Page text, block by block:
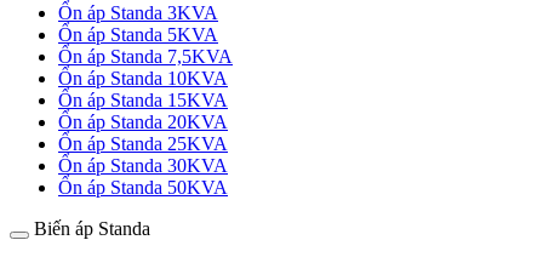
Ổn áp Standa 3KVA
Ổn áp Standa 5KVA
Ổn áp Standa 7,5KVA
Ổn áp Standa 10KVA
Ổn áp Standa 15KVA
Ổn áp Standa 20KVA
Ổn áp Standa 25KVA
Ổn áp Standa 30KVA
Ổn áp Standa 50KVA
Biến áp Standa